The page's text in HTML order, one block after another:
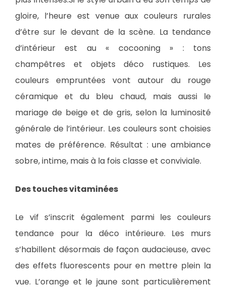
gloire, l’heure est venue aux couleurs rurales
d’être sur le devant de la scène. La tendance
d’intérieur est au « cocooning » : tons
champêtres et objets déco rustiques. Les
couleurs empruntées vont autour du rouge
céramique et du bleu chaud, mais aussi le
mariage de beige et de gris, selon la luminosité
générale de l’intérieur. Les couleurs sont choisies
mates de préférence. Résultat : une ambiance
sobre, intime, mais à la fois classe et conviviale.
Des touches vitaminées
Le vif s’inscrit également parmi les couleurs
tendance pour la déco intérieure. Les murs
s’habillent désormais de façon audacieuse, avec
des effets fluorescents pour en mettre plein la
vue. L’orange et le jaune sont particulièrement